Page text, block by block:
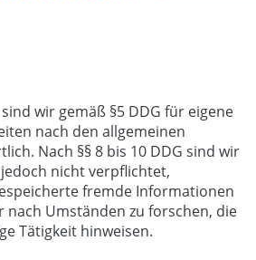
wir gemäß §5 DDG für eigene
nach den allgemeinen
Nach §§ 8 bis 10 DDG sind wir
nicht verpflichtet,
fremde Informationen
nach Umständen zu forschen, die
Tätigkeit hinweisen.